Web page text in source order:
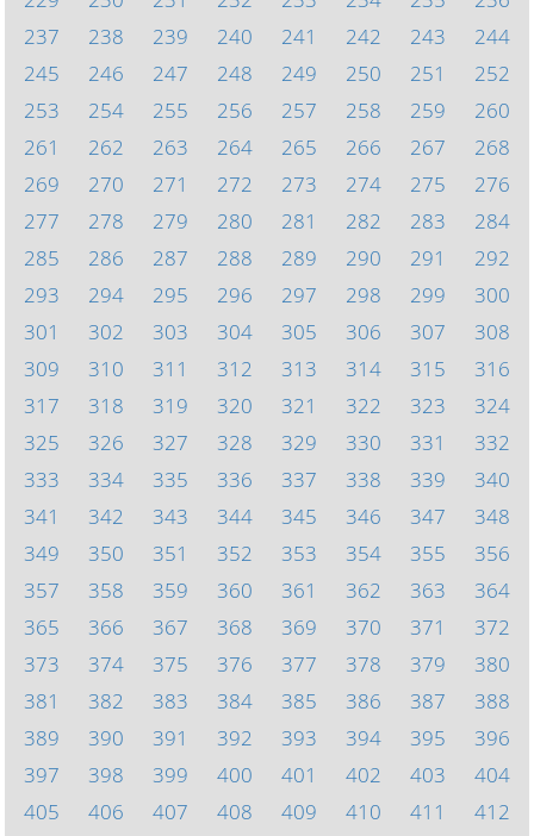
237
238 239 240 241 242 243
244
245
246 247 248 249 250 251
252
253
254 255 256 257 258 259
260
261
262 263 264 265 266 267
268
269
270 271 272 273 274 275
276
277
278 279 280 281 282 283
284
285
286 287 288 289 290 291
292
293
294 295 296 297 298 299
300
301
302 303 304 305 306 307
308
309
310 311 312 313 314 315
316
317
318 319 320 321 322 323
324
325
326 327 328 329 330 331
332
333
334 335 336 337 338 339
340
341
342 343 344 345 346 347
348
349
350 351 352 353 354 355
356
357
358 359 360 361 362 363
364
365
366 367 368 369 370 371
372
373
374 375 376 377 378 379
380
381
382 383 384 385 386 387
388
389
390 391 392 393 394 395
396
397
398 399 400 401 402 403
404
405
406 407 408 409 410 411
412